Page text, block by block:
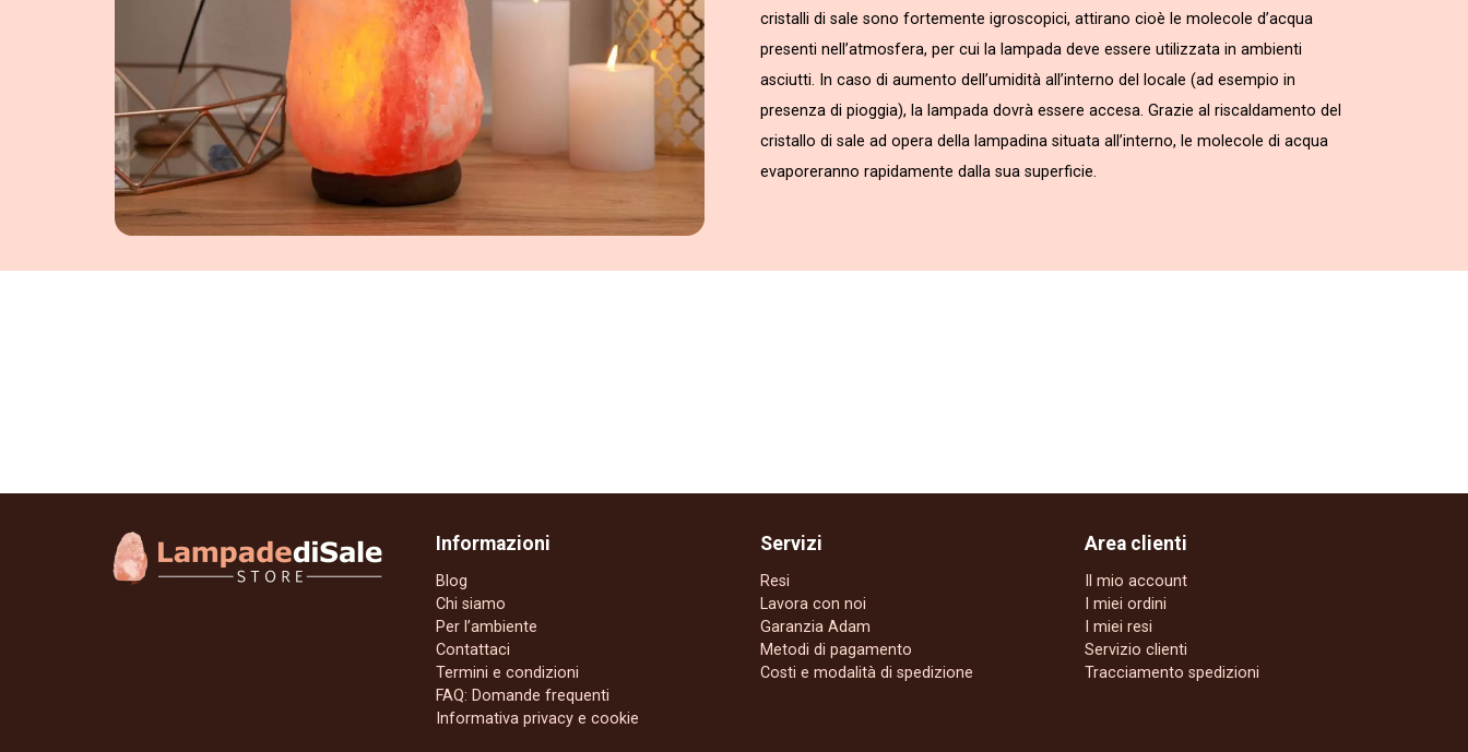
cristalli di sale sono fortemente igroscopici, attirano cioè le molecole d’acqua
presenti nell’atmosfera, per cui la lampada deve essere utilizzata in ambienti
asciutti. In caso di aumento dell’umidità all’interno del locale (ad esempio in
presenza di pioggia), la lampada dovrà essere accesa. Grazie al riscaldamento del
cristallo di sale ad opera della lampadina situata all’interno, le molecole di acqua
evaporeranno rapidamente dalla sua superficie.
Informazioni
Blog
Chi siamo
Per l’ambiente
Contattaci
Termini e condizioni
FAQ: Domande frequenti
Informativa privacy e cookie
Servizi
Resi
Lavora con noi
Garanzia Adam
Metodi di pagamento
Costi e modalità di spedizione
Area clienti
Il mio account
I miei ordini
I miei resi
Servizio clienti
Tracciamento spedizioni